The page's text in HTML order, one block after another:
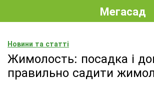
Мегасад
Новини та статті
Жимолость: посадка і
правильно садити